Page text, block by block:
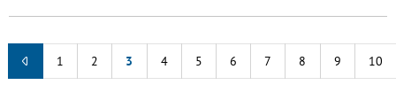
1 2 3 4 5 6 7 8 9 10